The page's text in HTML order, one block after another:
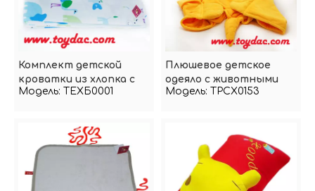
Комплект детской
кроватки из хлопка с
изображением
Модель: ТЕХБ0001
Плюшевое детское
одеяло с животными
Модель: TPCX0153